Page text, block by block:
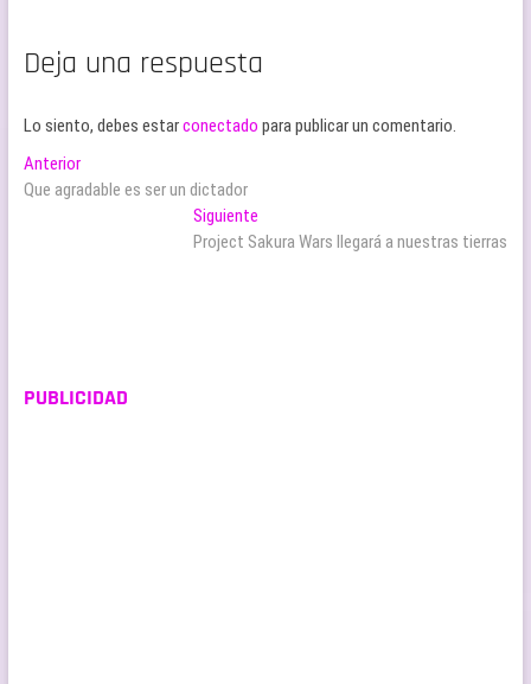
Deja una respuesta
Lo siento, debes estarconectado para publicar un comentario.
Navegación
de
AnteriorEntrada
anterior:
Que agradable es ser un dictador
Siguiente
siguiente:
Project Sakura Wars llegará a nuestras tierras
PUBLICIDAD